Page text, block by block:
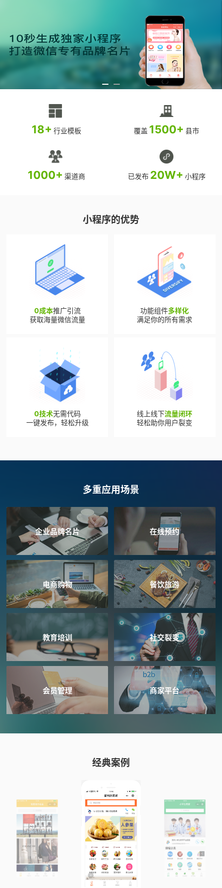
18+ 行业模板 覆盖 1500+ 县市
1000+ 渠道商 已发布 20W+ 小程序
小程序的优势
0成本推广引流
获取海量微信流量
功能组件多样化
满足你的所有需求
0技术无需代码
一键发布，轻松升级
线上线下流量闭环
轻松助你用户裂变
多重应用场景
企业品牌名片 在线预约
电商购物 餐饮旅游
教育培训 社交裂变
会员管理 商家平台
经典案例